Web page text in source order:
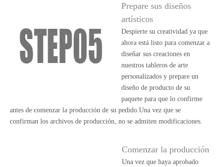
Prepare sus diseños
artísticos
Despierte su creatividad ya que
ahora está listo para comenzar a
diseñar sus creaciones en
nuestros tableros de arte
personalizados y prepare un
diseño de producto de su
paquete para que lo confirme
antes de comenzar la producción de su pedido.Una vez que se
confirman los archivos de producción, no se admiten modificaciones.
Comenzar la producción
Una vez que haya aprobado